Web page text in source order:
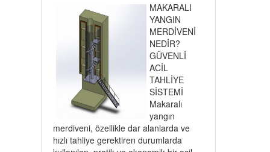
MAKARALI
YANGIN
MERDİVENİ
NEDİR?
GÜVENLİ
ACİL
TAHLİYE
SİSTEMİ
Makaralı
yangın
merdiveni, özellikle dar alanlarda ve
hızlı tahliye gerektiren durumlarda